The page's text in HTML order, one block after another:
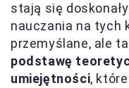
stają się
nauczania na tych
przemyślane, ale
podstawę
umiejętności,